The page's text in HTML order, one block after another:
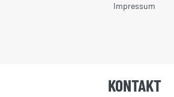
Impressum
KONTAKT